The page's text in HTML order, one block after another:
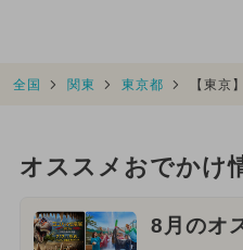
全国 関東 東京都 【東京
オススメおでかけ
8月のオ